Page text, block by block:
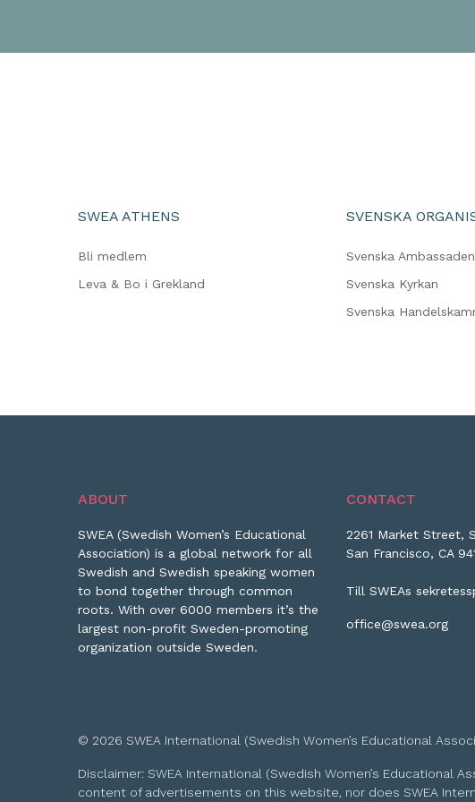
SWEA ATHENS
Bli medlem
Leva & Bo i Grekland
SVENSKA
Svenska
Svenska Kyrkan
Svenska
ABOUT
SWEA (Swedish Women’s Educational
Association) is a global network for all
Swedish and Swedish speaking women
to bond together through common
roots. With over 6000 members it’s the
largest non-profit Sweden-promoting
organization outside Sweden.
CONTACT
2261 Market Street,
San Francisco, CA
Till SWEAs
office@swea.org
© 2026 SWEA International (Swedish Women’s Educational
Disclaimer: SWEA International (Swedish Women’s Educational
content of advertisements on this website, nor does SWEA